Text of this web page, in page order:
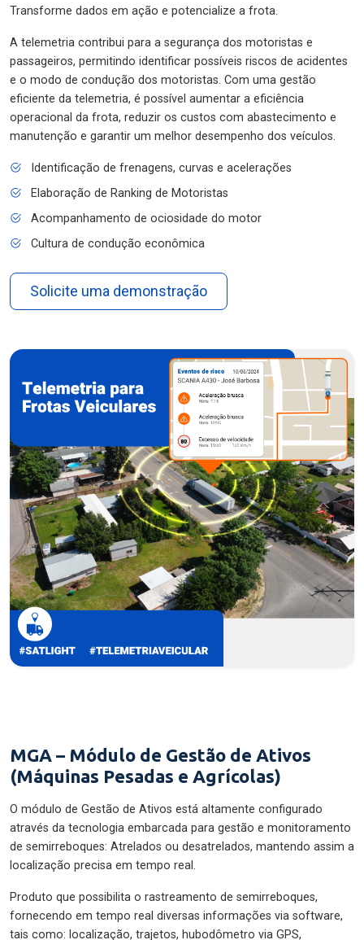
Transforme dados em ação e potencialize a frota.
A telemetria contribui para a segurança dos motoristas e
passageiros, permitindo identificar possíveis riscos de acidentes
e o modo de condução dos motoristas. Com uma gestão
eficiente da telemetria, é possível aumentar a eficiência
operacional da frota, reduzir os custos com abastecimento e
manutenção e garantir um melhor desempenho dos veículos.
Identificação de frenagens, curvas e acelerações
Elaboração de Ranking de Motoristas
Acompanhamento de ociosidade do motor
Cultura de condução econômica
Solicite uma demonstração
MGA – Módulo de Gestão de Ativos
(Máquinas Pesadas e Agrícolas)
O módulo de Gestão de Ativos está altamente configurado
através da tecnologia embarcada para gestão e monitoramento
de semirreboques: Atrelados ou desatrelados, mantendo assim a
localização precisa em tempo real.
Produto que possibilita o rastreamento de semirreboques,
fornecendo em tempo real diversas informações via software,
tais como: localização, trajetos, hubodômetro via GPS,